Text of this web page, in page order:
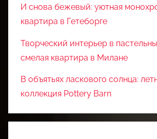
И снова бежевый: уютная
квартира в Гетеборге
Творческий интерьер в
смелая квартира в Милане
В объятьях ласкового солнца:
коллекция Pottery Barn